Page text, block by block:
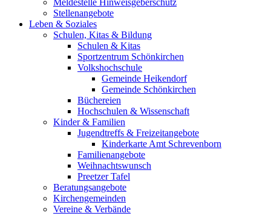
Stellenangebote
Leben & Soziales
Schulen, Kitas & Bildung
Schulen & Kitas
Sportzentrum Schönkirchen
Volkshochschule
Gemeinde Heikendorf
Gemeinde Schönkirchen
Büchereien
Hochschulen & Wissenschaft
Kinder & Familien
Jugendtreffs & Freizeitangebote
Kinderkarte Amt Schrevenborn
Familienangebote
Weihnachtswunsch
Preetzer Tafel
Beratungsangebote
Kirchengemeinden
Vereine & Verbände